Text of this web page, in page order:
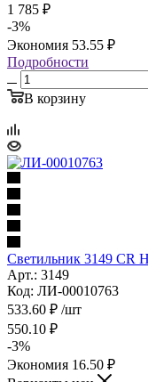
1 785 ₽
-3%
Экономия 53.55 ₽
Подробности
В корзину
Cветильник 3149 CR
Арт.: 3149
Код: ЛИ-00010763
533.60 ₽ /шт
550.10 ₽
-3%
Экономия 16.50 ₽